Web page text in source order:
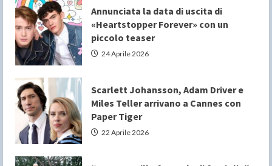
Annunciata la data di uscita di
«Heartstopper Forever» con un
piccolo teaser
24 Aprile 2026
Scarlett Johansson, Adam Driver e
Miles Teller arrivano a Cannes con
Paper Tiger
22 Aprile 2026